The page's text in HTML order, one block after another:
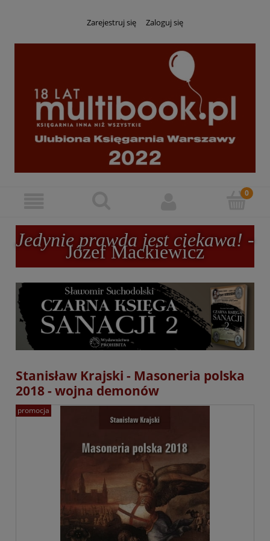
Zarejestruj się Zaloguj się
Jedynie prawda jest ciekawa! -
Józef Mackiewicz
Stanisław Krajski - Masoneria polska
2018 - wojna demonów
promocja